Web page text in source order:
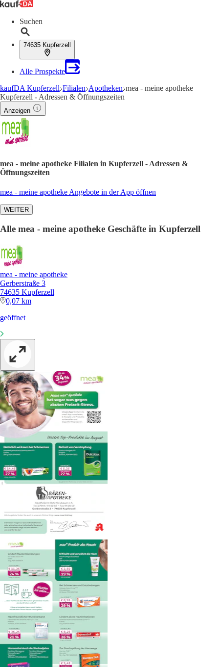
Suchen
74635 Kupferzell
Alle Prospekte
kaufDA Kupferzell Filialen Apotheken mea - meine apotheke
Kupferzell - Adressen & Öffnungszeiten
Anzeigen
mea - meine apotheke Filialen in Kupferzell - Adressen &
Öffnungszeiten
mea - meine apotheke Angebote in der App öffnen
WEITER
Alle mea - meine apotheke Geschäfte in Kupferzell
mea - meine apotheke
Gerberstraße 3
74635 Kupferzell
0,07 km
geöffnet